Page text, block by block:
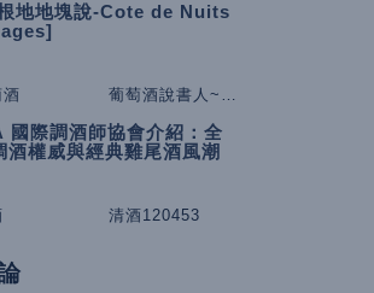
地地塊說-Cote de Nuits
葡萄酒說書人~咕嚕桑
國際調酒師協會介紹：全
酒權威與經典雞尾酒風潮
清酒120453